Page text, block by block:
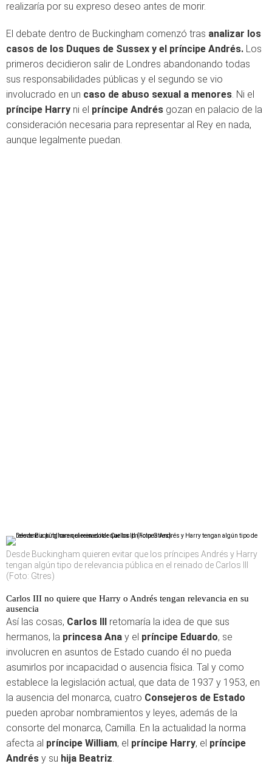
realizaría por su expreso deseo antes de morir.
El debate dentro de Buckingham comenzó tras analizar los
casos de los Duques de Sussex y el príncipe Andrés. Los
primeros decidieron salir de Londres abandonando todas
sus responsabilidades públicas y el segundo se vio
involucrado en un caso de abuso sexual a menores. Ni el
príncipe Harry ni el príncipe Andrés gozan en palacio de la
consideración necesaria para representar al Rey en nada,
aunque legalmente puedan.
Desde Buckingham quieren evitar que los príncipes Andrés y Harry
tengan algún tipo de relevancia pública en el reinado de Carlos III
(Foto: Gtres)
Carlos III no quiere que Harry o Andrés tengan relevancia en su
ausencia
Así las cosas, Carlos III retomaría la idea de que sus
hermanos, la princesa Ana y el príncipe Eduardo, se
involucren en asuntos de Estado cuando él no pueda
asumirlos por incapacidad o ausencia física. Tal y como
establece la legislación actual, que data de 1937 y 1953, en
la ausencia del monarca, cuatro Consejeros de Estado
pueden aprobar nombramientos y leyes, además de la
consorte del monarca, Camilla. En la actualidad la norma
afecta al príncipe William, el príncipe Harry, el príncipe
Andrés y su hija Beatriz.